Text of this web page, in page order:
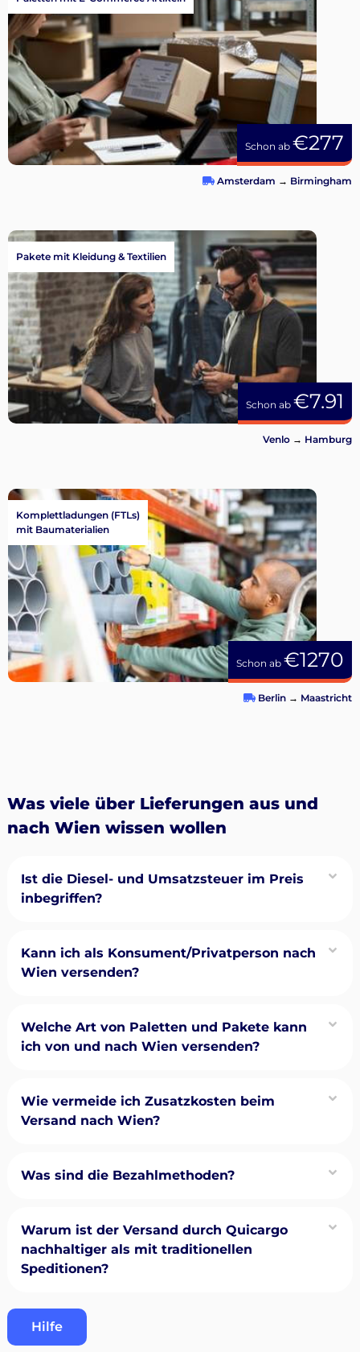
Schon ab €277
Amsterdam → Birmingham
Schon ab €7.91
Pakete mit Kleidung & Textilien
Venlo → Hamburg
Schon ab €1270
Komplettladungen (FTLs)
mit Baumaterialien
Berlin → Maastricht
Was viele über Lieferungen aus und
nach Wien wissen wollen
Ist die Diesel- und Umsatzsteuer im Preis
inbegriffen?
Kann ich als Konsument/Privatperson nach
Wien versenden?
Welche Art von Paletten und Pakete kann
ich von und nach Wien versenden?
Wie vermeide ich Zusatzkosten beim
Versand nach Wien?
Was sind die Bezahlmethoden?
Warum ist der Versand durch Quicargo
nachhaltiger als mit traditionellen
Speditionen?
Hilfe